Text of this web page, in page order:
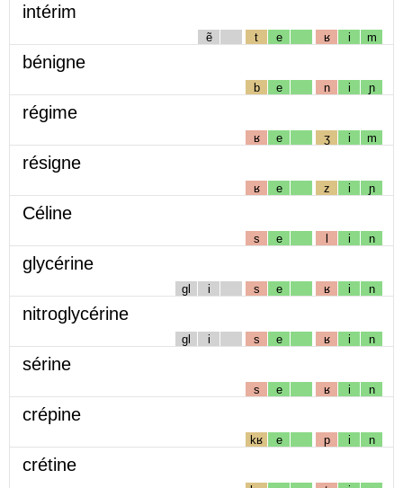
intérim
ẽ t e ʁ i m
bénigne
b e n i ɲ
régime
ʁ e ʒ i m
résigne
ʁ e z i ɲ
Céline
s e l i n
glycérine
gl i s e ʁ i n
nitroglycérine
gl i s e ʁ i n
sérine
s e ʁ i n
crépine
kʁ e p i n
crétine